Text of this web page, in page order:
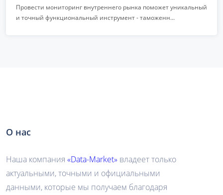
Провести мониторинг внутреннего рынка поможет уникальный
и точный функциональный инструмент - таможенн...
О нас
Наша компания «Data-Market» владеет только
актуальными, точными и официальными
данными, которые мы получаем благодаря